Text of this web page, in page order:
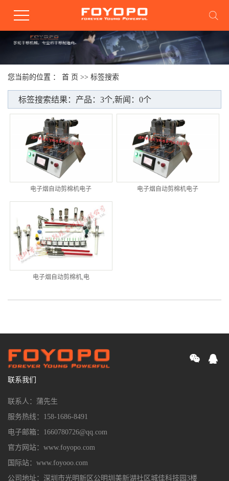
您当前的位置 ： 首 页 >> 标签搜索
标签搜索结果：产品：3个,新闻：0个
电子烟自动剪棉机电子 电子烟自动剪棉机电子
电子烟自动剪棉机,电
联系我们
联系人：蒲先生
服务热线：158-1686-8491
电子邮箱：1660780726@qq.com
官方网站：www.foyopo.com
国际站：www.foyooo.com
公司地址：深圳市光明新区公明圳美新湖社区城佳科技园3楼